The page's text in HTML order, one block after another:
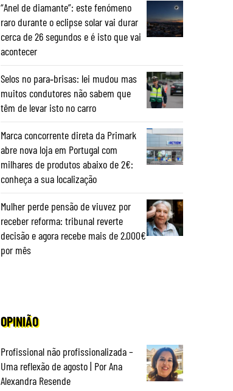
“Anel de diamante”: este fenómeno
raro durante o eclipse solar vai durar
cerca de 26 segundos e é isto que vai
acontecer
Selos no para‑brisas: lei mudou mas
muitos condutores não sabem que
têm de levar isto no carro
Marca concorrente direta da Primark
abre nova loja em Portugal com
milhares de produtos abaixo de 2€:
conheça a sua localização
Mulher perde pensão de viuvez por
receber reforma: tribunal reverte
decisão e agora recebe mais de 2.000€
por mês
OPINIÃO
Profissional não profissionalizada –
Uma reflexão de agosto | Por Ana
Alexandra Resende